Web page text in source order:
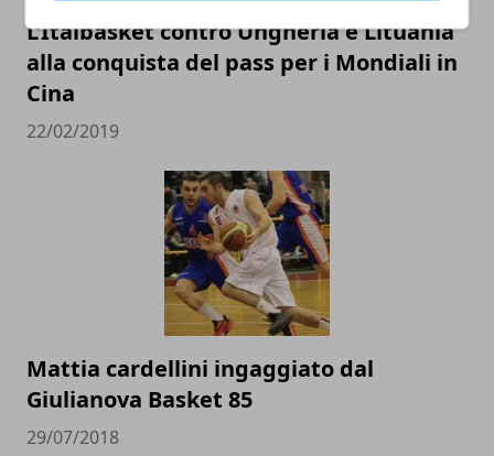
L’Italbasket contro Ungheria e Lituania
alla conquista del pass per i Mondiali in
Cina
22/02/2019
Mattia cardellini ingaggiato dal
Giulianova Basket 85
29/07/2018